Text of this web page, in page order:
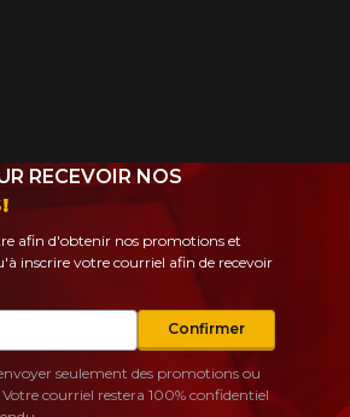
RECEVOIR NOS
afin d'obtenir nos promotions et
inscrire votre courriel afin de recevoir
Confirmer
seulement des promotions ou
courriel restera 100% confidentiel